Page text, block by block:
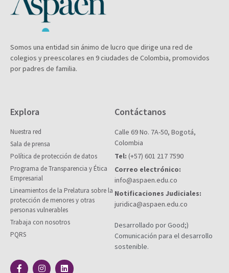
Somos una entidad sin ánimo de lucro que dirige una red de
colegios y preescolares en 9 ciudades de Colombia, promovidos
por padres de familia.
Explora
Nuestra red
Sala de prensa
Política de protección de datos
Programa de Transparencia y Ética
Empresarial
Lineamientos de la Prelatura sobre la
protección de menores y otras
personas vulnerables
Trabaja con nosotros
PQRS
Contáctanos
Calle 69 No. 7A-50, Bogotá,
Colombia
Tel: (+57) 601 217 7590
Correo electrónico:
info@aspaen.edu.co
Notificaciones Judiciales:
juridica@aspaen.edu.co
Desarrollado por Good;)
Comunicación para el desarrollo
sostenible.